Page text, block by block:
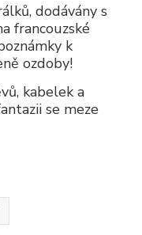
dodávány s
francouzské
k
ozdoby!
kabelek a
se meze